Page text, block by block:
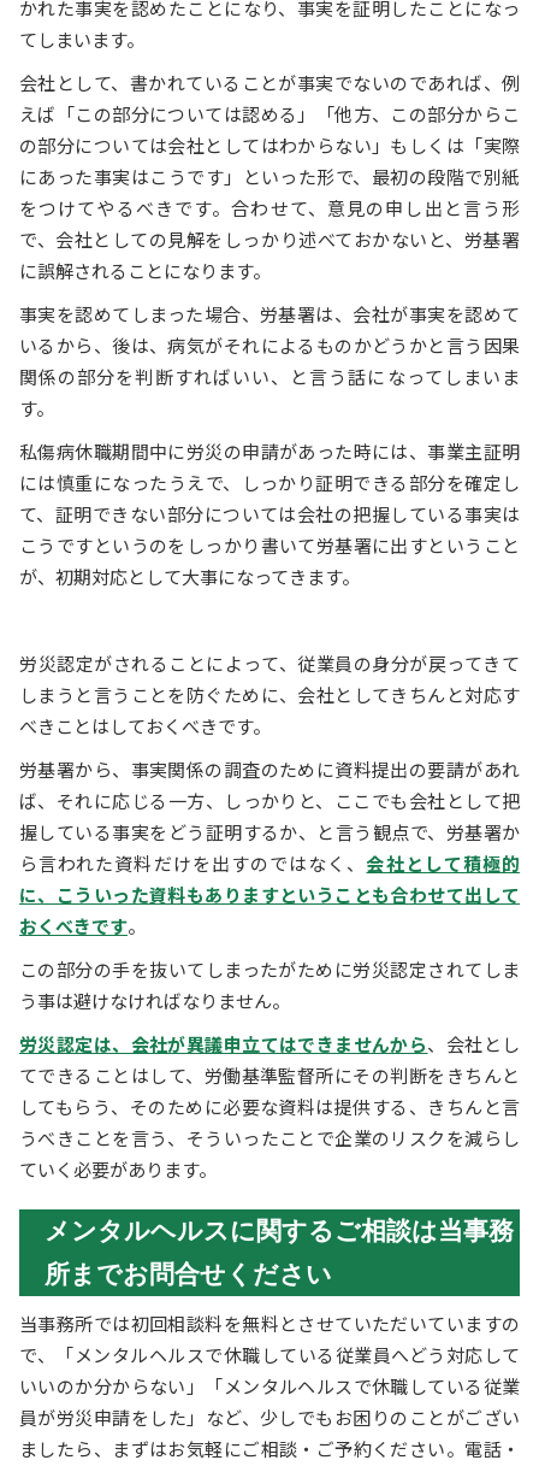
かれた事実を認めたことになり、事実を証明したことになっ
てしまいます。
会社として、書かれていることが事実でないのであれば、例
えば「この部分については認める」「他方、この部分からこ
の部分については会社としてはわからない」もしくは「実際
にあった事実はこうです」といった形で、最初の段階で別紙
をつけてやるべきです。合わせて、意見の申し出と言う形
で、会社としての見解をしっかり述べておかないと、労基署
に誤解されることになります。
事実を認めてしまった場合、労基署は、会社が事実を認めて
いるから、後は、病気がそれによるものかどうかと言う因果
関係の部分を判断すればいい、と言う話になってしまいま
す。
私傷病休職期間中に労災の申請があった時には、事業主証明
には慎重になったうえで、しっかり証明できる部分を確定し
て、証明できない部分については会社の把握している事実は
こうですというのをしっかり書いて労基署に出すということ
が、初期対応として大事になってきます。
労災認定がされることによって、従業員の身分が戻ってきて
しまうと言うことを防ぐために、会社としてきちんと対応す
べきことはしておくべきです。
労基署から、事実関係の調査のために資料提出の要請があれ
ば、それに応じる一方、しっかりと、ここでも会社として把
握している事実をどう証明するか、と言う観点で、労基署か
ら言われた資料だけを出すのではなく、会社として積極的
に、こういった資料もありますということも合わせて出して
おくべきです。
この部分の手を抜いてしまったがために労災認定されてしま
う事は避けなければなりません。
労災認定は、会社が異議申立てはできませんから、会社とし
てできることはして、労働基準監督所にその判断をきちんと
してもらう、そのために必要な資料は提供する、きちんと言
うべきことを言う、そういったことで企業のリスクを減らし
ていく必要があります。
メンタルヘルスに関するご相談は当事務
所までお問合せください
当事務所では初回相談料を無料とさせていただいていますの
で、「メンタルヘルスで休職している従業員へどう対応して
いいのか分からない」「メンタルヘルスで休職している従業
員が労災申請をした」など、少しでもお困りのことがござい
ましたら、まずはお気軽にご相談・ご予約ください。電話・